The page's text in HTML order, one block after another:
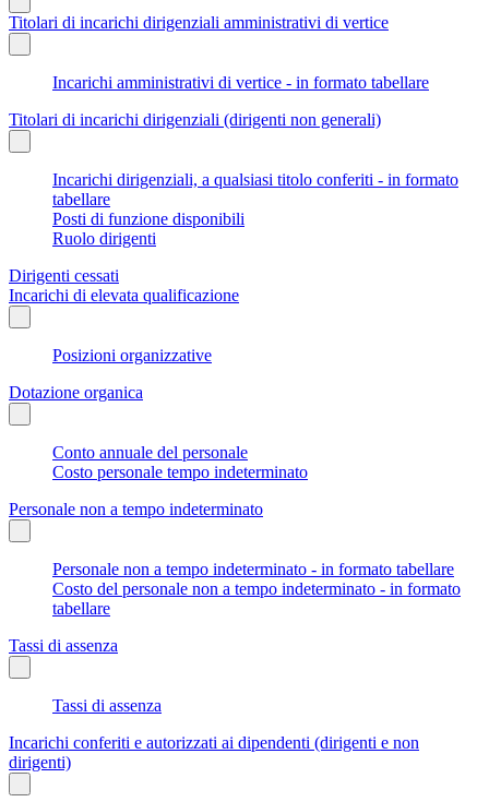
Titolari di incarichi dirigenziali amministrativi di vertice
Incarichi amministrativi di vertice - in formato tabellare
Titolari di incarichi dirigenziali (dirigenti non generali)
Incarichi dirigenziali, a qualsiasi titolo conferiti - in formato
tabellare
Posti di funzione disponibili
Ruolo dirigenti
Dirigenti cessati
Incarichi di elevata qualificazione
Posizioni organizzative
Dotazione organica
Conto annuale del personale
Costo personale tempo indeterminato
Personale non a tempo indeterminato
Personale non a tempo indeterminato - in formato tabellare
Costo del personale non a tempo indeterminato - in formato
tabellare
Tassi di assenza
Tassi di assenza
Incarichi conferiti e autorizzati ai dipendenti (dirigenti e non
dirigenti)